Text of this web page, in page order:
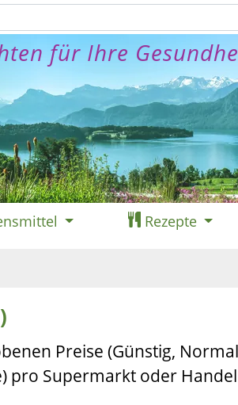
für Ihre
Rezepte
Preise (Günstig,
pro Supermarkt oder